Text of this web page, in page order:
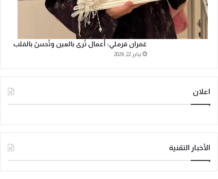
غفران قرملي: أعمال تُرى بالعين وتُحسّ بالقلب
يناير 22, 2026
اعلان
الأخبار التقنية